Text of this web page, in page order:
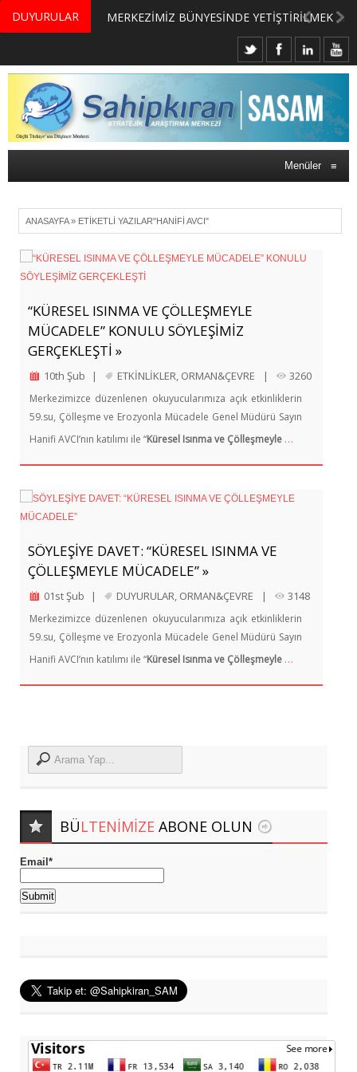
DUYURULAR MERKEZİMİZ BÜNYESİNDE YETİŞTİRİLMEK ÜZERE GÖNÜLLÜ ÜLKE MASASI UZMANI VE UZMAN ADAYLARI ARIYORUZ
Menüler ≡
ANASAYFA» ETIKETLI YAZILAR"HANIFI AVCI"
“KÜRESEL ISINMA VE ÇÖLLEŞMEYLE
MÜCADELE” KONULU SÖYLEŞİMİZ
GERÇEKLEŞTİ »
10th Şub | ETKİNLİKLER ORMAN&ÇEVRE | 3260
Merkezimizce düzenlenen okuyucularımıza açık etkinliklerin
59.su, Çölleşme ve Erozyonla Mücadele Genel Müdürü Sayın
Hanifi AVCI’nın katılımı ile “Küresel Isınma ve Çölleşmeyle …
SÖYLEŞİYE DAVET: “KÜRESEL ISINMA VE
ÇÖLLEŞMEYLE MÜCADELE” »
01st Şub | DUYURULAR ORMAN&ÇEVRE | 3148
Merkezimizce düzenlenen okuyucularımıza açık etkinliklerin
59.su, Çölleşme ve Erozyonla Mücadele Genel Müdürü Sayın
Hanifi AVCI’nın katılımı ile “Küresel Isınma ve Çölleşmeyle …
BÜLTENIMIZE ABONE OLUN
Email*